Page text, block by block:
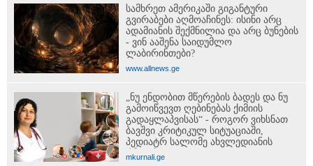
სამხრეთ ამერიკაში გიგანტური
გვირაბები აღმოაჩინეს: ისინი არც
ადამიანის შექმნილია და არც ბუნების
- ვინ ააშენა საიდუმლო
ლაბირინთები?
www.allnews.ge
„ნუ ენდობით მწერების ბადეს და ნუ
გამოიწვევთ ღებინებას ქიმიის
გადაყლაპვისას“ - როგორ ვიხსნათ
ბავშვი კრიტიკულ სიტუაციაში,
პედიატრ სალომე ახვლედიანის
რჩევები
mkurnali.ge